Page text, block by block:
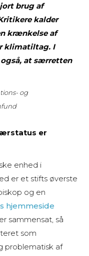
brug af
kalder
krænkelse af
klimatiltag. I
at særretten
og
er
enhed i
er et stifts øverste
og en
hjemmeside
sammensat, så
som
problematisk af